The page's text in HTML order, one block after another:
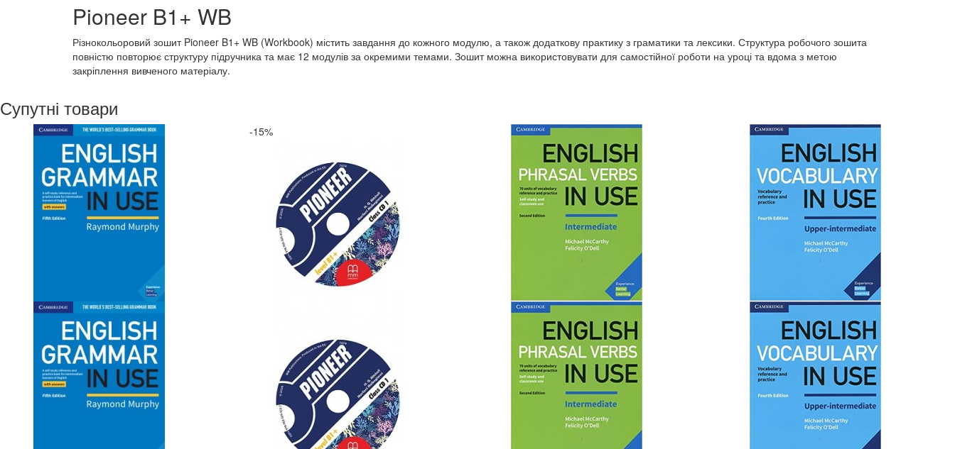
Pioneer B1+ WB
Різнокольоровий зошит Pioneer B1+ WB (Workbook) містить завдання до кожного модулю, а також додаткову практику з граматики та лексики. Структура робочого зошита
повністю повторює структуру підручника та має 12 модулів за окремими темами. Зошит можна використовувати для самостійної роботи на уроці та вдома з метою
закріплення вивченого матеріалу.
Супутні товари
-15%